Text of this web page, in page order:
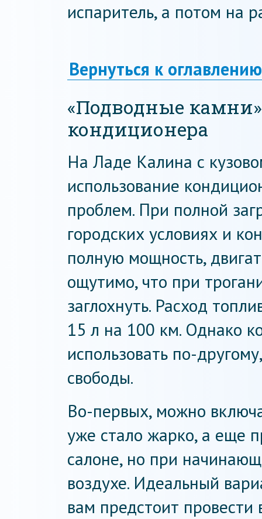
испаритель, а потом на
Вернуться к оглавлению
«Подводные
кондиционера
На Ладе Калина с
использование
проблем. При полной
городских условиях и
полную мощность,
ощутимо, что при
заглохнуть. Расход
15 л на 100 км. Однако
использовать по-
свободы.
Во-первых, можно
уже стало жарко, а еще
салоне, но при
воздухе. Идеальный
вам предстоит провести